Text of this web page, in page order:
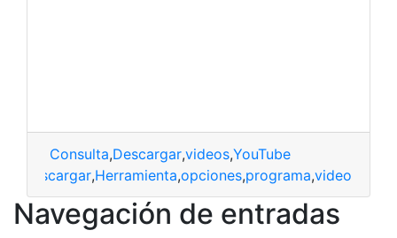
Consulta,Descargar,videos,YouTube
descargar,Herramienta,opciones,programa,video
Navegación de entradas